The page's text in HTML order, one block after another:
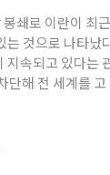
쇄로 이란이 최근
는 것으로 나타났
지속되고 있다는
단해 전 세계를 고